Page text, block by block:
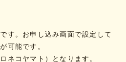
す。お申し込み画面で設定して
可能です。
ネコヤマト）となります。